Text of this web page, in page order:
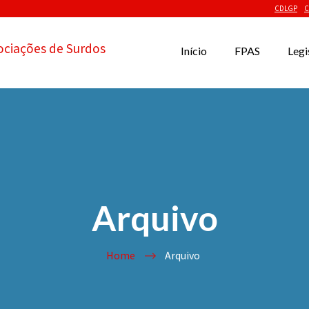
CDLGP
de Surdos Início FPAS
Arquivo
Home Arquivo